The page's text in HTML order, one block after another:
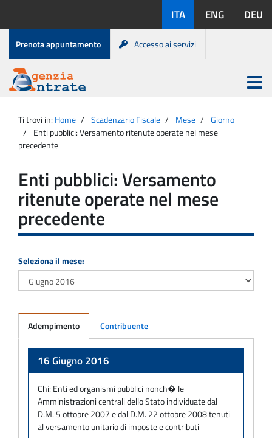
contenuto
disponibili:
ITA ENG DEU
Menu
di
servizio
Prenota appuntamento Accesso ai servizi
Agenzia
Entrate
Apri
menu
principale
Ti trovi in: Home Scadenzario Fiscale Mese
Giorno
Enti pubblici: Versamento ritenute operate nel mese
precedente
Enti pubblici: Versamento
ritenute operate nel mese
precedente
Seleziona il mese:
Adempimento Contribuente
16 Giugno 2016
Chi: Enti ed organismi pubblici nonch� le
Amministrazioni centrali dello Stato individuate dal
D.M. 5 ottobre 2007 e dal D.M. 22 ottobre 2008 tenuti
al versamento unitario di imposte e contributi